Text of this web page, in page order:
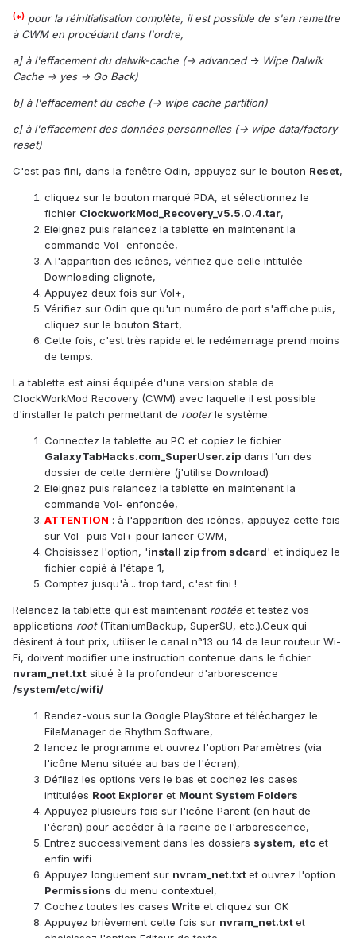
(*) pour la réinitialisation complète, il est possible de s'en remettre
à CWM en procédant dans l'ordre,
a] à l'effacement du dalwik-cache (-> advanced-> Wipe Dalwik
Cache -> yes -> Go Back)
b] à l'effacement du cache (-> wipe cache partition)
c] à l'effacement des données personnelles (-> wipe data/factory
reset)
C'est pas fini, dans la fenêtre Odin, appuyez sur le bouton Reset,
cliquez sur le bouton marqué PDA, et sélectionnez le
fichier ClockworkMod_Recovery_v5.5.0.4.tar,
Eieignez puis relancez la tablette en maintenant la
commande Vol- enfoncée,
A l'apparition des icônes, vérifiez que celle intitulée
Downloading clignote,
Appuyez deux fois sur Vol+,
Vérifiez sur Odin que qu'un numéro de port s'affiche puis,
cliquez sur le bouton Start,
Cette fois, c'est très rapide et le redémarrage prend moins
de temps.
La tablette est ainsi équipée d'une version stable de
ClockWorkMod Recovery (CWM) avec laquelle il est possible
d'installer le patch permettant de rooterle système.
Connectez la tablette au PC et copiez le fichier
GalaxyTabHacks.com_SuperUser.zip dans l'un des
dossier de cette dernière (j'utilise Download)
Eieignez puis relancez la tablette en maintenant la
commande Vol- enfoncée,
ATTENTION : à l'apparition des icônes, appuyez cette fois
sur Vol- puis Vol+ pour lancer CWM,
Choisissez l'option, 'install zip from sdcard' et indiquez le
fichier copié à l'étape 1,
Comptez jusqu'à... trop tard, c'est fini !
Relancez la tablette qui est maintenant rootée et testez vos
applications root(TitaniumBackup, SuperSU, etc.).Ceux qui
désirent à tout prix, utiliser le canal n°13 ou 14 de leur routeur Wi-
Fi, doivent modifier une instruction contenue dans le fichier
nvram_net.txt situé à la profondeur d'arborescence
/system/etc/wifi/
Rendez-vous sur la Google PlayStore et téléchargez le
FileManager de Rhythm Software,
lancez le programme et ouvrez l'option Paramètres (via
l'icône Menu située au bas de l'écran),
Défilez les options vers le bas et cochez les cases
intitulées Root Explorer et Mount System Folders
Appuyez plusieurs fois sur l'icône Parent (en haut de
l'écran) pour accéder à la racine de l'arborescence,
Entrez successivement dans les dossiers system, etc et
enfin wifi
Appuyez longuement sur nvram_net.txtet ouvrez l'option
Permissions du menu contextuel,
Cochez toutes les cases Write et cliquez sur OK
Appuyez brièvement cette fois sur nvram_net.txtet